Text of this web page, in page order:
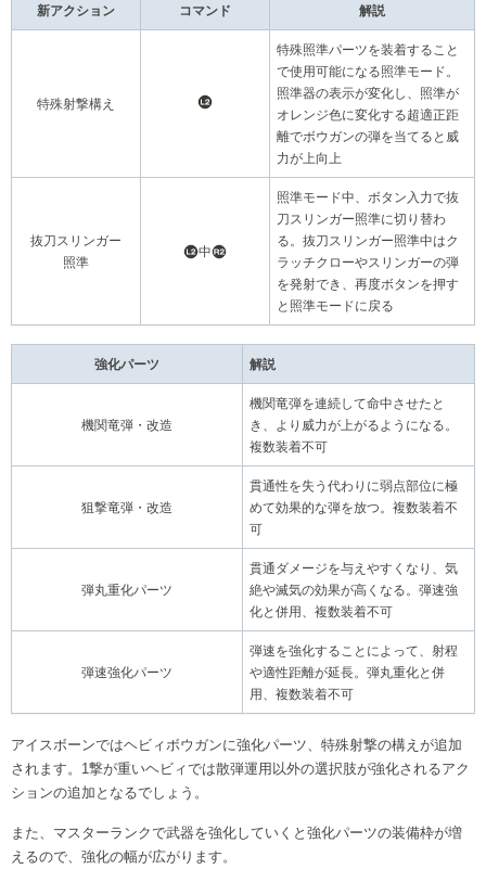
新アクション コマンド 解説
特殊射撃構え
特殊照準パーツを装着すること
で使用可能になる照準モード。
照準器の表示が変化し、照準が
オレンジ色に変化する超適正距
離でボウガンの弾を当てると威
力が上向上
抜刀スリンガー
照準
中
照準モード中、ボタン入力で抜
刀スリンガー照準に切り替わ
る。抜刀スリンガー照準中はク
ラッチクローやスリンガーの弾
を発射でき、再度ボタンを押す
と照準モードに戻る
強化パーツ 解説
機関竜弾・改造
機関竜弾を連続して命中させたと
き、より威力が上がるようになる。
複数装着不可
狙撃竜弾・改造
貫通性を失う代わりに弱点部位に極
めて効果的な弾を放つ。複数装着不
可
弾丸重化パーツ
貫通ダメージを与えやすくなり、気
絶や滅気の効果が高くなる。弾速強
化と併用、複数装着不可
弾速強化パーツ
弾速を強化することによって、射程
や適性距離が延長。弾丸重化と併
用、複数装着不可
アイスボーンではヘビィボウガンに強化パーツ、特殊射撃の構えが追加
されます。1撃が重いヘビィでは散弾運用以外の選択肢が強化されるアク
ションの追加となるでしょう。
また、マスターランクで武器を強化していくと強化パーツの装備枠が増
えるので、強化の幅が広がります。